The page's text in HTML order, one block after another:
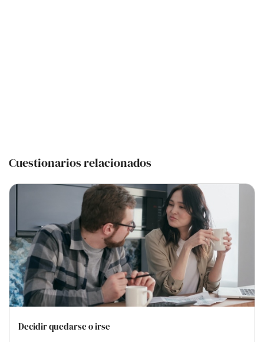
Cuestionarios relacionados
Decidir quedarse o irse